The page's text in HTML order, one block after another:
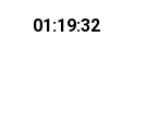
01:19:32